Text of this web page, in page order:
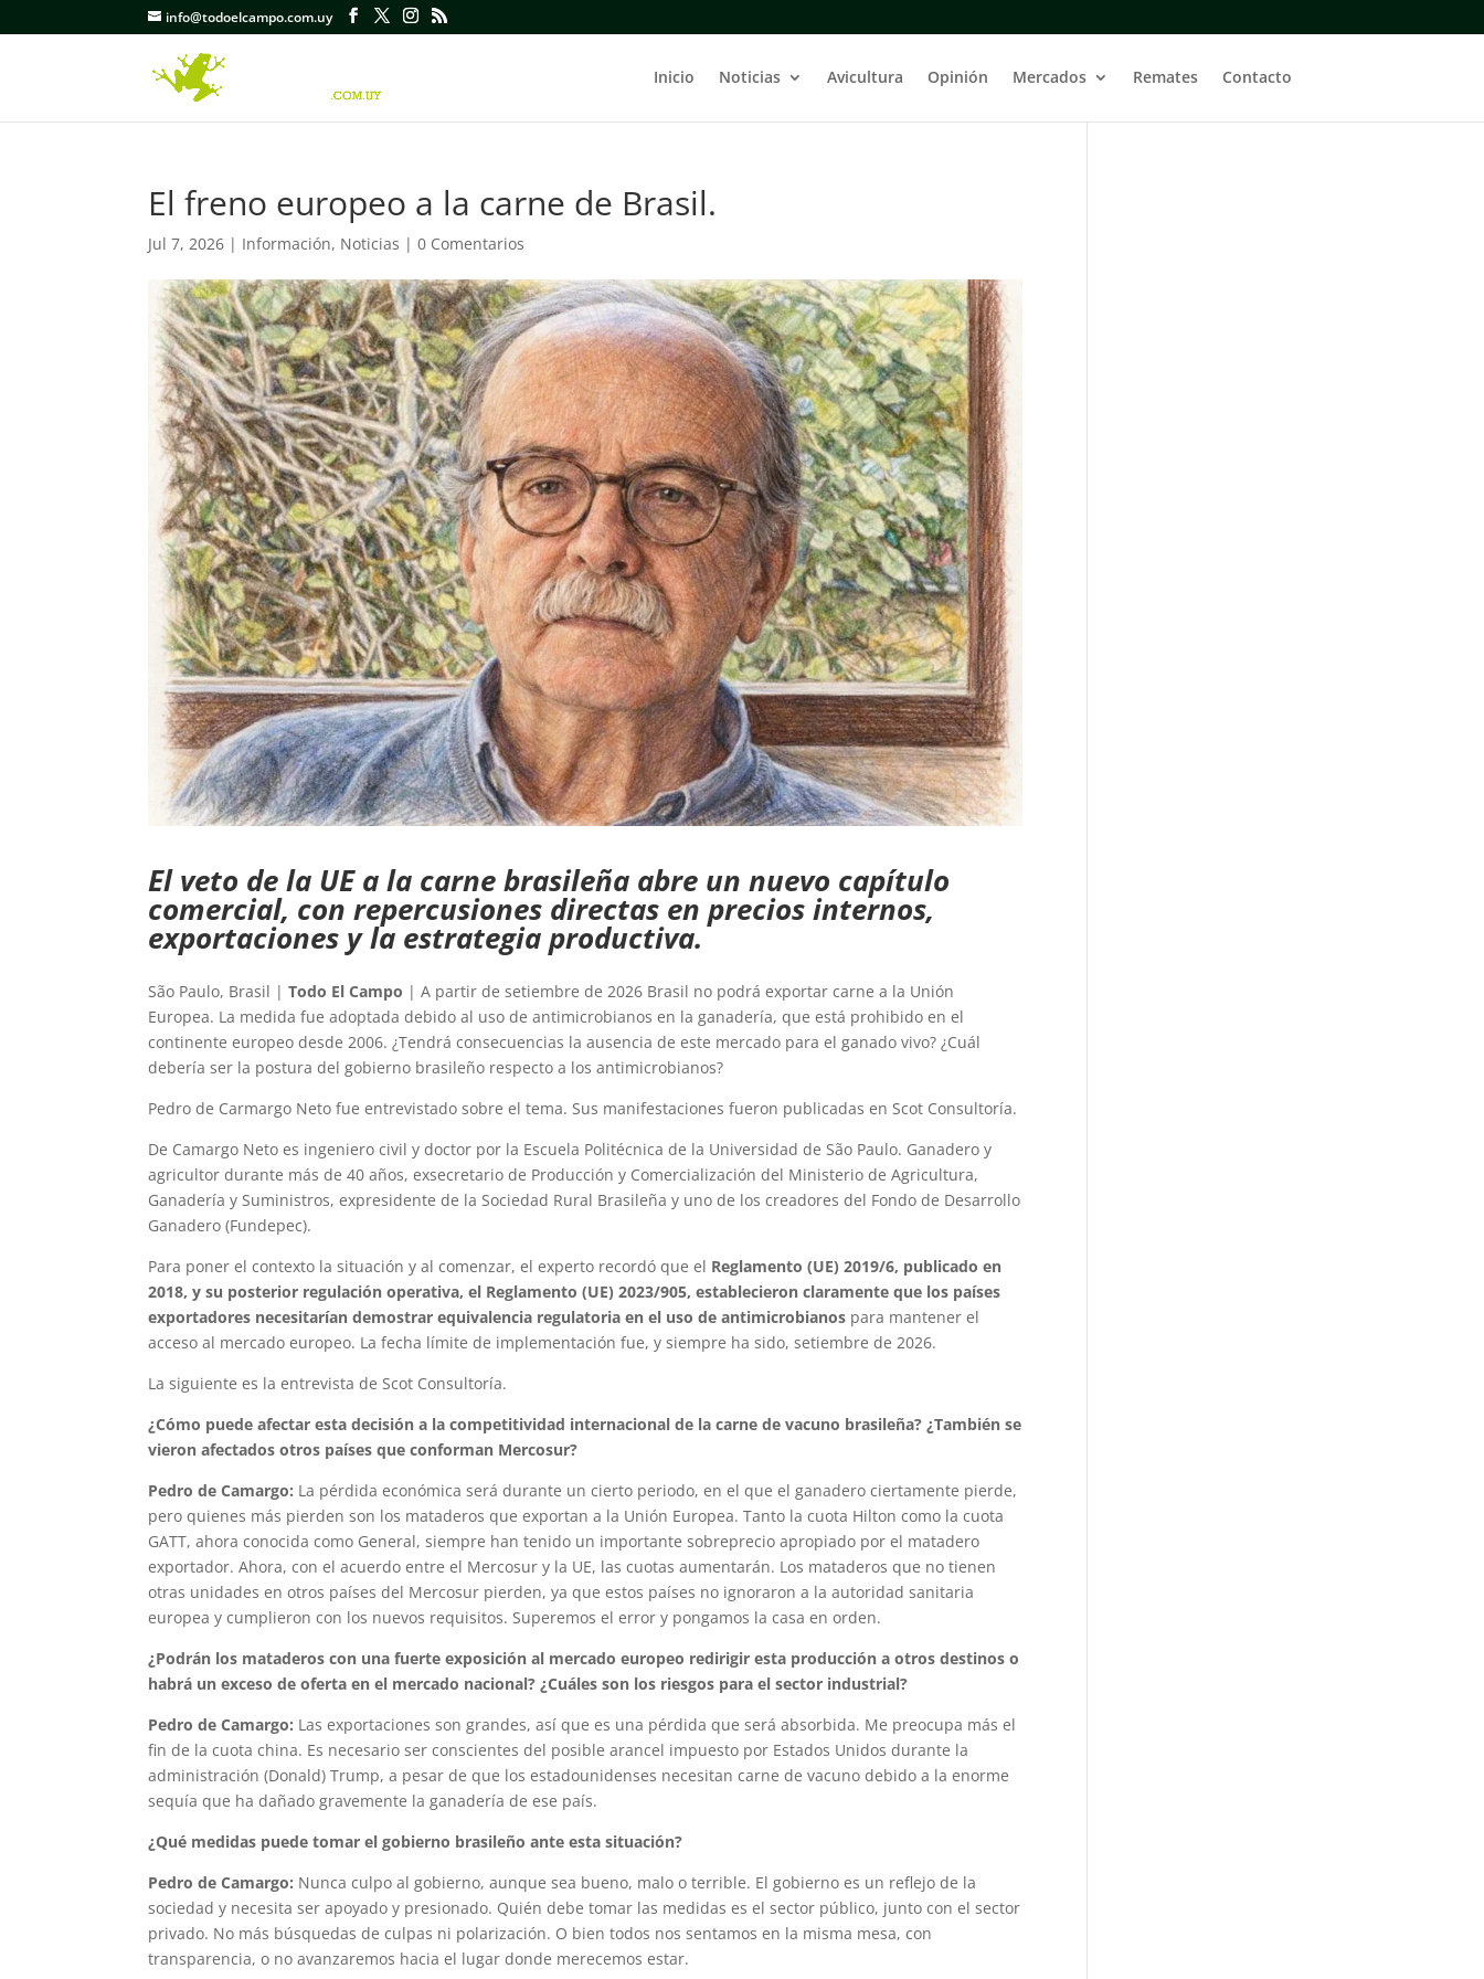
info@todoelcampo.com.uy
Inicio Noticias Avicultura Opinión Mercados Remates Contacto
El freno europeo a la carne de Brasil.
Jul 7, 2026 | Información, Noticias |0 Comentarios
El veto de la UE a la carne brasileña abre un nuevo capítulo
comercial, con repercusiones directas en precios internos,
exportaciones y la estrategia productiva.
São Paulo, Brasil |Todo El Campo | A partir de setiembre de 2026 Brasil no podrá exportar carne a la Unión
Europea. La medida fue adoptada debido al uso de antimicrobianos en la ganadería, que está prohibido en el
continente europeo desde 2006. ¿Tendrá consecuencias la ausencia de este mercado para el ganado vivo? ¿Cuál
debería ser la postura del gobierno brasileño respecto a los antimicrobianos?
Pedro de Carmargo Neto fue entrevistado sobre el tema. Sus manifestaciones fueron publicadas en Scot Consultoría.
De Camargo Neto es ingeniero civil y doctor por la Escuela Politécnica de la Universidad de São Paulo. Ganadero y
agricultor durante más de 40 años, exsecretario de Producción y Comercialización del Ministerio de Agricultura,
Ganadería y Suministros, expresidente de la Sociedad Rural Brasileña y uno de los creadores del Fondo de Desarrollo
Ganadero (Fundepec).
Para poner el contexto la situación y al comenzar, el experto recordó que el Reglamento (UE) 2019/6, publicado en
2018, y su posterior regulación operativa, el Reglamento (UE) 2023/905, establecieron claramente que los países
exportadores necesitarían demostrar equivalencia regulatoria en el uso de antimicrobianos para mantener el
acceso al mercado europeo. La fecha límite de implementación fue, y siempre ha sido, setiembre de 2026.
La siguiente es la entrevista de Scot Consultoría.
¿Cómo puede afectar esta decisión a la competitividad internacional de la carne de vacuno brasileña? ¿También se
vieron afectados otros países que conforman Mercosur?
Pedro de Camargo: La pérdida económica será durante un cierto periodo, en el que el ganadero ciertamente pierde,
pero quienes más pierden son los mataderos que exportan a la Unión Europea. Tanto la cuota Hilton como la cuota
GATT, ahora conocida como General, siempre han tenido un importante sobreprecio apropiado por el matadero
exportador. Ahora, con el acuerdo entre el Mercosur y la UE, las cuotas aumentarán. Los mataderos que no tienen
otras unidades en otros países del Mercosur pierden, ya que estos países no ignoraron a la autoridad sanitaria
europea y cumplieron con los nuevos requisitos. Superemos el error y pongamos la casa en orden.
¿Podrán los mataderos con una fuerte exposición al mercado europeo redirigir esta producción a otros destinos o
habrá un exceso de oferta en el mercado nacional? ¿Cuáles son los riesgos para el sector industrial?
Pedro de Camargo: Las exportaciones son grandes, así que es una pérdida que será absorbida. Me preocupa más el
fin de la cuota china. Es necesario ser conscientes del posible arancel impuesto por Estados Unidos durante la
administración (Donald) Trump, a pesar de que los estadounidenses necesitan carne de vacuno debido a la enorme
sequía que ha dañado gravemente la ganadería de ese país.
¿Qué medidas puede tomar el gobierno brasileño ante esta situación?
Pedro de Camargo: Nunca culpo al gobierno, aunque sea bueno, malo o terrible. El gobierno es un reflejo de la
sociedad y necesita ser apoyado y presionado. Quién debe tomar las medidas es el sector público, junto con el sector
privado. No más búsquedas de culpas ni polarización. O bien todos nos sentamos en la misma mesa, con
transparencia, o no avanzaremos hacia el lugar donde merecemos estar.